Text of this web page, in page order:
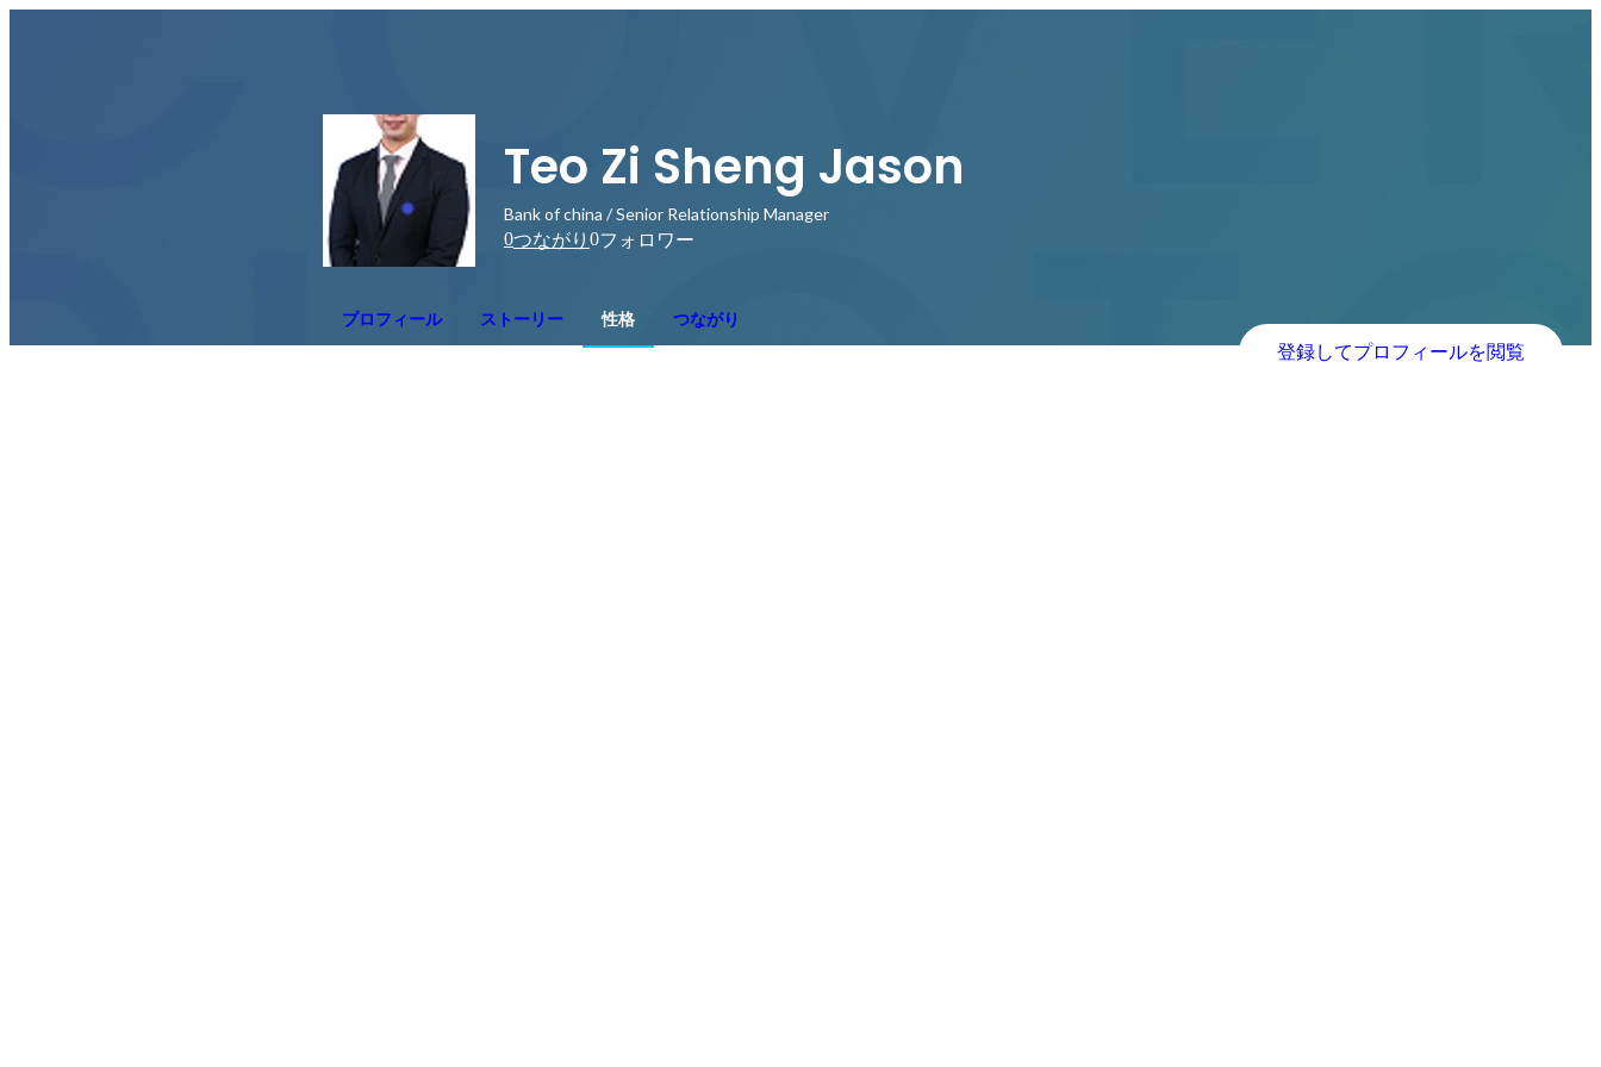
Teo Zi Sheng Jason
Bank of china / Senior Relationship Manager
0つながり 0フォロワー
プロフィール ストーリー 性格 つながり
登録してプロフィールを閲覧